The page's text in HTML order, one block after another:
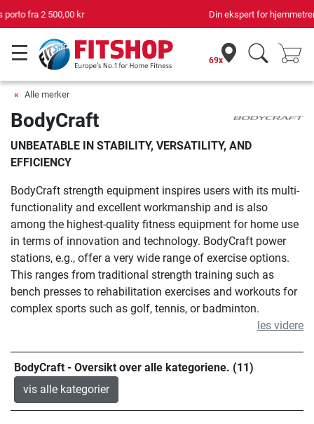
Din ekspert for hjemmetrening i 42 år
69x
Alle merker
BodyCraft
UNBEATABLE IN STABILITY, VERSATILITY, AND
EFFICIENCY
BodyCraft strength equipment inspires users with its multi-
functionality and excellent workmanship and is also
among the highest-quality fitness equipment for home use
in terms of innovation and technology. BodyCraft power
stations, e.g., offer a very wide range of exercise options.
This ranges from traditional strength training such as
bench presses to rehabilitation exercises and workouts for
complex sports such as golf, tennis, or badminton.
les videre
BodyCraft - Oversikt over alle kategoriene. (11)
vis alle kategorier